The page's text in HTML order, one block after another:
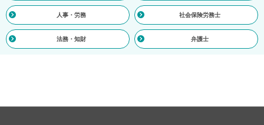
人事・労務 社会保険労務士
法務・知財 弁護士